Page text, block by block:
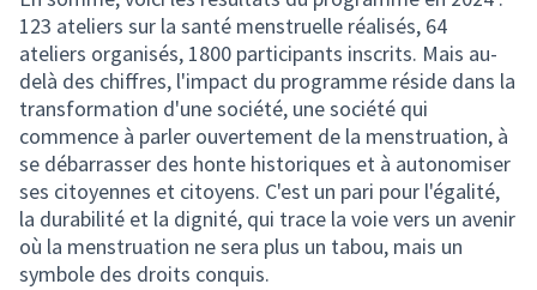
123 ateliers sur la santé menstruelle réalisés, 64
ateliers organisés, 1800 participants inscrits. Mais au-
delà des chiffres, l'impact du programme réside dans la
transformation d'une société, une société qui
commence à parler ouvertement de la menstruation, à
se débarrasser des honte historiques et à autonomiser
ses citoyennes et citoyens. C'est un pari pour l'égalité,
la durabilité et la dignité, qui trace la voie vers un avenir
où la menstruation ne sera plus un tabou, mais un
symbole des droits conquis.